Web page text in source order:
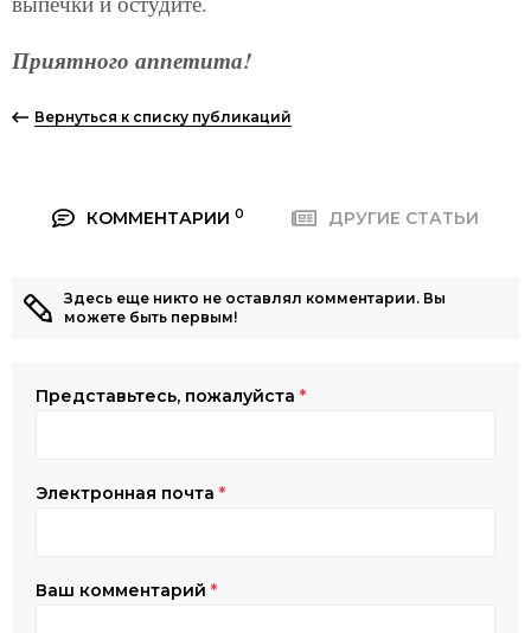
Приятного аппетита!
Вернуться к списку публикаций
КОММЕНТАРИИ 0 ДРУГИЕ СТАТЬИ
Здесь еще никто не оставлял комментарии. Вы
можете быть первым!
Представьтесь, пожалуйста *
Электронная почта *
Ваш комментарий *